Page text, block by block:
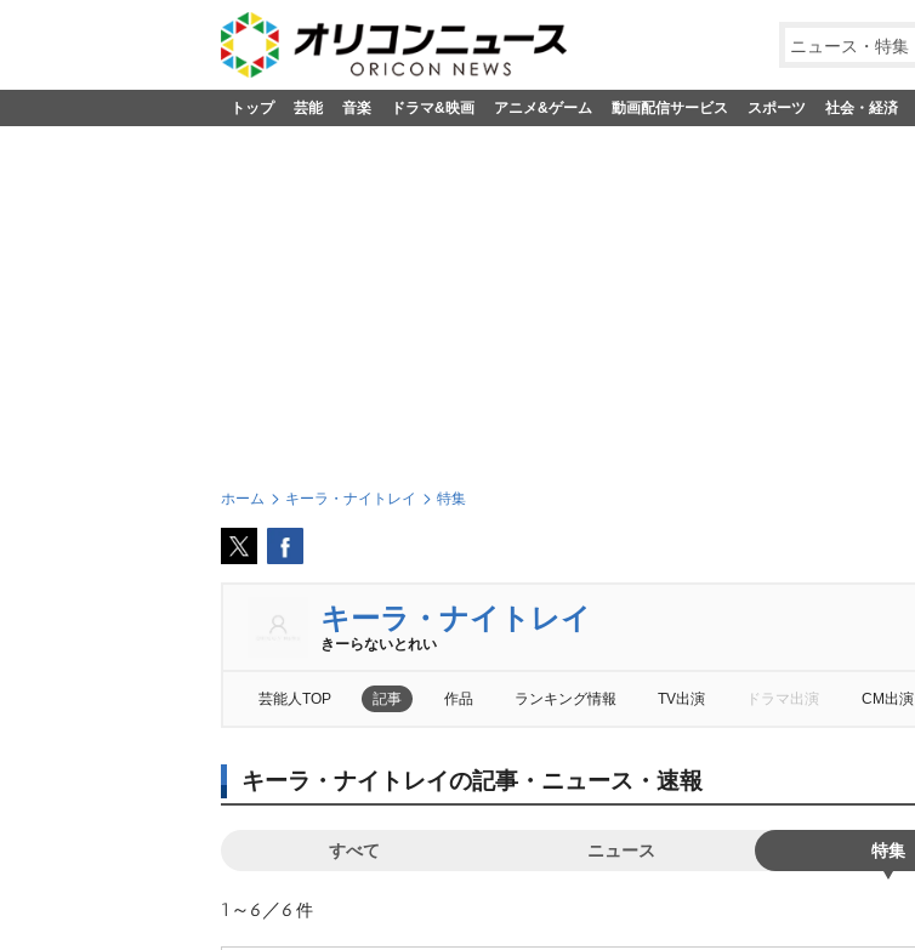
ニュース・特集
トップ 芸能 音楽 ドラマ&映画 アニメ&ゲーム 動画配信サービス スポーツ 社会・経済
ホーム キーラ・ナイトレイ 特集
キーラ・ナイトレイ
きーらないとれい
芸能人TOP 記事 作品 ランキング情報 TV出演 ドラマ出演 CM出演
キーラ・ナイトレイの記事・ニュース・速報
すべて ニュース 特集
1～6／6 件